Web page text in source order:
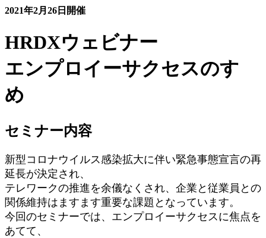
2021年2月26日開催
HRDXウェビナー
エンプロイーサクセスのすゝ
め
セミナー内容
新型コロナウイルス感染拡大に伴い緊急事態宣言の再
延長が決定され、
テレワークの推進を余儀なくされ、企業と従業員との
関係維持はますます重要な課題となっています。
今回のセミナーでは、エンプロイーサクセスに焦点を
あてて、